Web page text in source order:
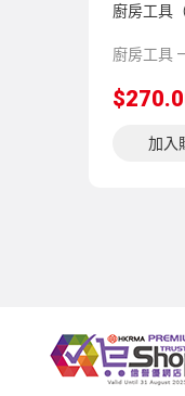
廚房工具
加入